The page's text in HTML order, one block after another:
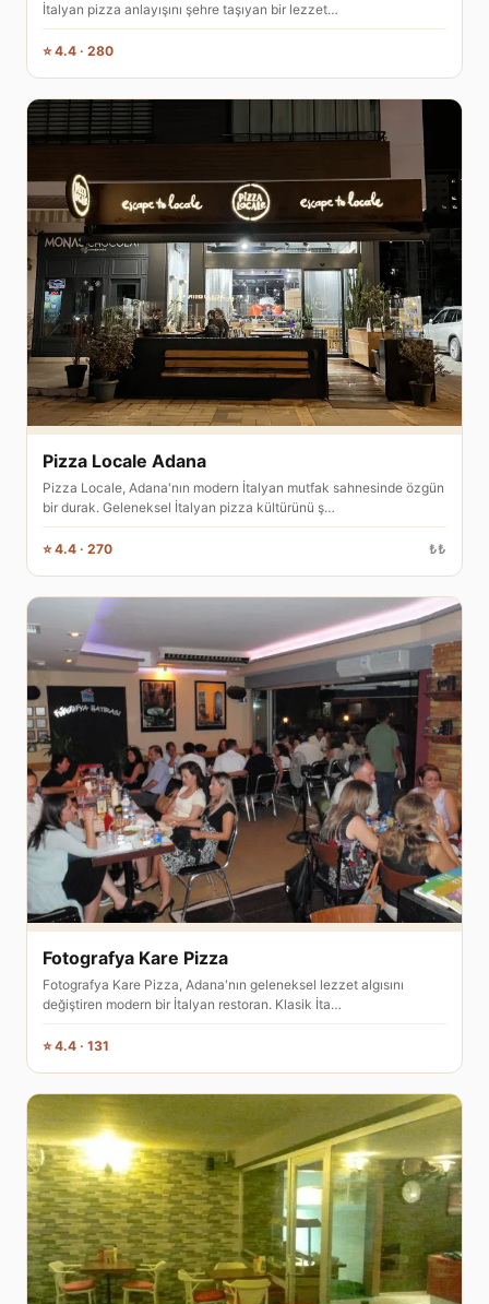
İtalyan pizza anlayışını şehre taşıyan bir lezzet…
⭐ 4.4 · 280
Pizza Locale Adana
Pizza Locale, Adana'nın modern İtalyan mutfak sahnesinde özgün
bir durak. Geleneksel İtalyan pizza kültürünü ş…
⭐ 4.4 · 270 ₺₺
Fotografya Kare Pizza
Fotografya Kare Pizza, Adana'nın geleneksel lezzet algısını
değiştiren modern bir İtalyan restoran. Klasik İta…
⭐ 4.4 · 131